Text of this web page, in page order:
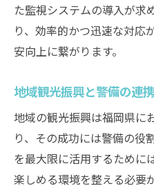
た監視システムの導入が求
り、効率的かつ迅速な対応
安向上に繋がります。
地域観光振興と警備の連
地域の観光振興は福岡県に
り、その成功には警備の役
を最大限に活用するために
楽しめる環境を整える必要